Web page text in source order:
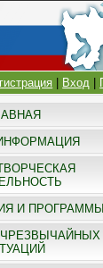
Вход
И ПРОГРАММЫ